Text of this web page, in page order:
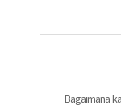
Bagaimana